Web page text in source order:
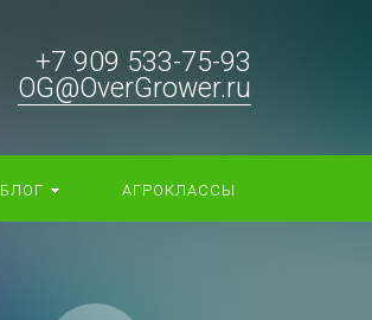
+7 909 533-75-93
OG@OverGrower.ru
БЛОГ АГРОКЛАССЫ